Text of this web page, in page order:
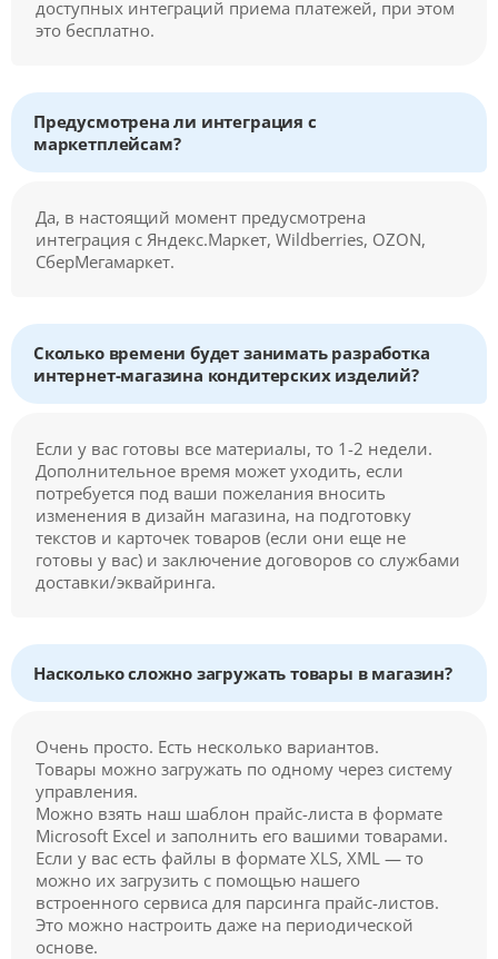
доступных интеграций приема платежей, при этом
это бесплатно.
Предусмотрена ли интеграция с
маркетплейсам?
Да, в настоящий момент предусмотрена
интеграция с Яндекс.Маркет, Wildberries, OZON,
СберМегамаркет.
Сколько времени будет занимать разработка
интернет-магазина кондитерских изделий?
Если у вас готовы все материалы, то 1-2 недели.
Дополнительное время может уходить, если
потребуется под ваши пожелания вносить
изменения в дизайн магазина, на подготовку
текстов и карточек товаров (если они еще не
готовы у вас) и заключение договоров со службами
доставки/эквайринга.
Насколько сложно загружать товары в магазин?
Очень просто. Есть несколько вариантов.
Товары можно загружать по одному через систему
управления.
Можно взять наш шаблон прайс-листа в формате
Microsoft Excel и заполнить его вашими товарами.
Если у вас есть файлы в формате XLS, XML — то
можно их загрузить с помощью нашего
встроенного сервиса для парсинга прайс-листов.
Это можно настроить даже на периодической
основе.